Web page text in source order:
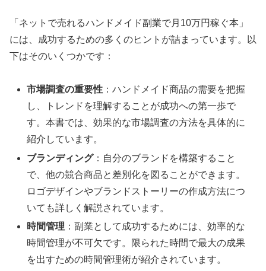
「ネットで売れるハンドメイド副業で月10万円稼ぐ本」
には、成功するための多くのヒントが詰まっています。以
下はそのいくつかです：
市場調査の重要性 ：ハンドメイド商品の需要を把握
し、トレンドを理解することが成功への第一歩で
す。本書では、効果的な市場調査の方法を具体的に
紹介しています。
ブランディング：自分のブランドを構築すること
で、他の競合商品と差別化を図ることができます。
ロゴデザインやブランドストーリーの作成方法につ
いても詳しく解説されています。
時間管理 ：副業として成功するためには、効率的な
時間管理が不可欠です。限られた時間で最大の成果
を出すための時間管理術が紹介されています。